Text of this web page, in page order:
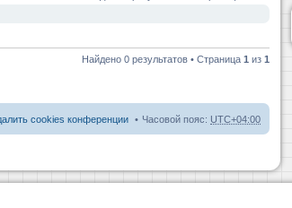
Найдено 0 результатов • Страница 1 из 1
Часовой пояс: UTC+04:00
cookies конференции